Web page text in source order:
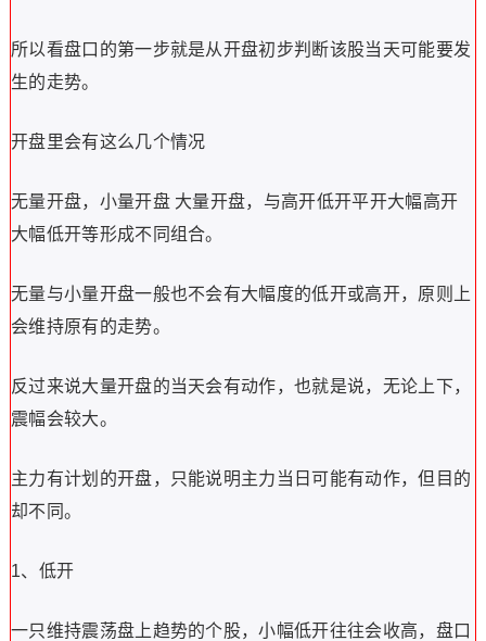
所以看盘口的第一步就是从开盘初步判断该股当天可能要发
生的走势。
开盘里会有这么几个情况
无量开盘，小量开盘 大量开盘，与高开低开平开大幅高开
大幅低开等形成不同组合。
无量与小量开盘一般也不会有大幅度的低开或高开，原则上
会维持原有的走势。
反过来说大量开盘的当天会有动作，也就是说，无论上下，
震幅会较大。
主力有计划的开盘，只能说明主力当日可能有动作，但目的
却不同。
1、低开
一只维持震荡盘上趋势的个股，小幅低开往往会收高，盘口